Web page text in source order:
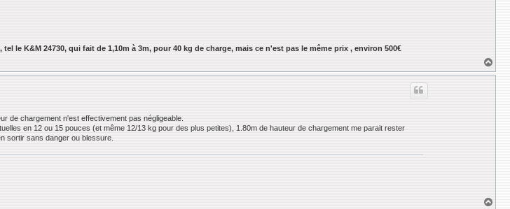
le K&M 24730, qui fait de 1,10m à 3m, pour 40 kg de charge, mais ce n'est pas le même prix , environ 500€
a
de chargement n'est effectivement pas négligeable.
en 12 ou 15 pouces (et même 12/13 kg pour des plus petites), 1.80m de hauteur de chargement me parait rester
sortir sans danger ou blessure.